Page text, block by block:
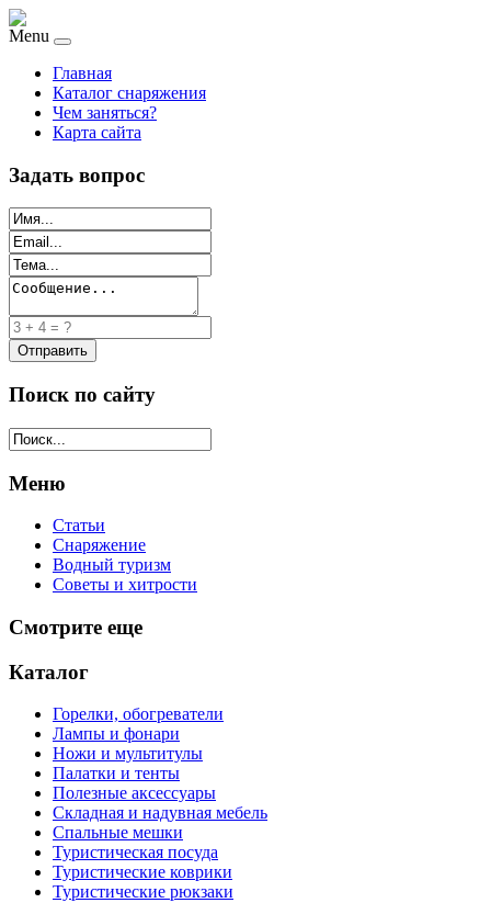
Menu
Главная
Каталог снаряжения
Чем заняться?
Карта сайта
Задать вопрос
Поиск по сайту
Меню
Статьи
Снаряжение
Водный туризм
Советы и хитрости
Смотрите еще
Каталог
Горелки, обогреватели
Лампы и фонари
Ножи и мультитулы
Палатки и тенты
Полезные аксессуары
Складная и надувная мебель
Спальные мешки
Туристическая посуда
Туристические коврики
Туристические рюкзаки